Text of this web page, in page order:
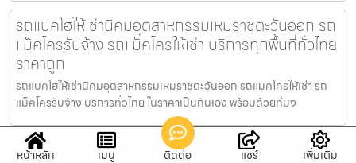
รถแบคโฮให้เช่านิคมอุตสาหกรรมเหมราชตะวันออก รถ
แม็คโครรับจ้าง รถแม็คโครให้เช่า บริการทุกพื้นที่ทั่วไทย
ราคาถูก
รถแบคโฮให้เช่านิคมอุตสาหกรรมเหมราชตะวันออก รถแมคโครให้เช่า รถ
แม็คโครรับจ้าง บริการทั่วไทย ในราคาเป็นกันเอง พร้อมด้วยทีมง
รถแมคโครรับจ้างภาชี รถแม็คโครรับจ้าง รถแม็คโครให้
หน้าหลัก เมนู ติดต่อ แชร์ เพิ่มเติม